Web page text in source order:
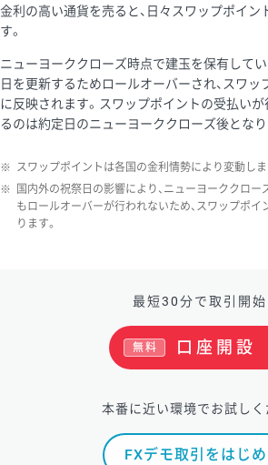
金利の高い通貨を売ると、日々スワップポイン
す。
ニューヨーククローズ時点で建玉を保有して
日を更新するためロールオーバーされ、スワッ
に反映されます。スワップポイントの受払いが
るのは約定日のニューヨーククローズ後となり
※ スワップポイントは各国の金利情勢により変動しま
※
国内外の祝祭日の影響により、ニューヨーククロ
もロールオーバーが行われないため、スワップポ
ります。
最短30分で取引開始
口座開設
無料
本番に近い環境でお試しく
FXデモ取引をはじめ